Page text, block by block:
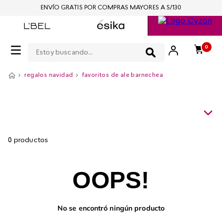
0
ENVÍO GRATIS POR COMPRAS MAYORES A S/130
regalos navidad favoritos de ale barnechea
0 productos
OOPS!
No se encontró ningún producto